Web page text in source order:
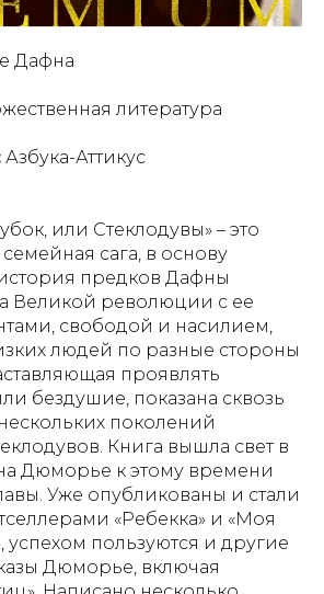
Дафна
литература
Азбука-Аттикус
или Стеклодувы» – это
сага, в основу
предков Дафны
Великой революции с ее
свободой и насилием,
людей по разные стороны
проявлять
бездушие, показана сквозь
поколений
Книга вышла свет в
Дюморье к этому времени
Уже опубликованы и стали
«Ребекка» и «Моя
успехом пользуются и другие
Дюморье, включая